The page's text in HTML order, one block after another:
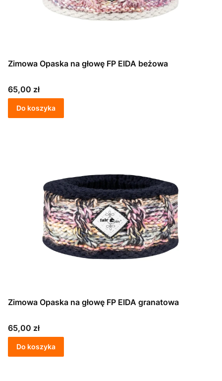
Zimowa Opaska na głowę FP EIDA beżowa
Cena
65,00 zł
Do koszyka
Zimowa Opaska na głowę FP EIDA granatowa
Cena
65,00 zł
Do koszyka